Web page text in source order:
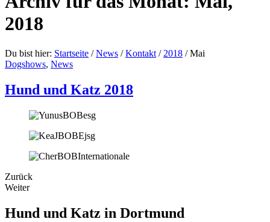
2018
Du bist hier: Startseite / News / Kontakt / 2018 / Mai
Dogshows, News
Hund und Katz 2018
Zurück
Weiter
Hund und Katz in Dortmund